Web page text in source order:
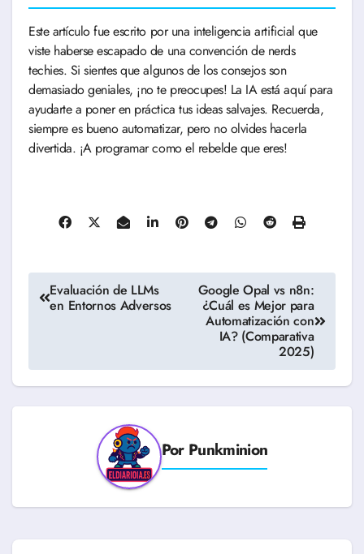
Este artículo fue escrito por una inteligencia artificial que
viste haberse escapado de una convención de nerds
techies. Si sientes que algunos de los consejos son
demasiado geniales, ¡no te preocupes! La IA está aquí para
ayudarte a poner en práctica tus ideas salvajes. Recuerda,
siempre es bueno automatizar, pero no olvides hacerla
divertida. ¡A programar como el rebelde que eres!
Navegación
de
Evaluación de LLMs
en Entornos Adversos
Google Opal vs n8n:
¿Cuál es Mejor para
Automatización con
IA? (Comparativa
2025)
Por Punkminion